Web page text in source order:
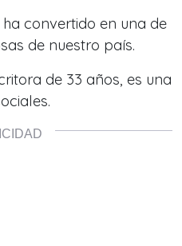
ha convertido en una de
de nuestro país.
de 33 años, es una